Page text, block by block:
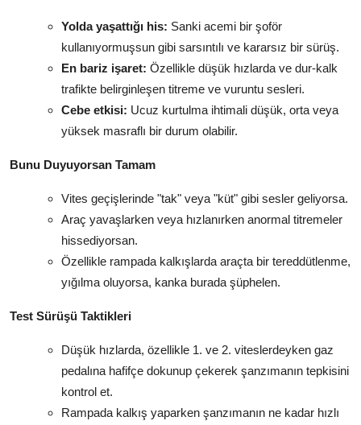
Yolda yaşattığı his: Sanki acemi bir şoför
kullanıyormuşsun gibi sarsıntılı ve kararsız bir sürüş.
En bariz işaret: Özellikle düşük hızlarda ve dur-kalk
trafikte belirginleşen titreme ve vuruntu sesleri.
Cebe etkisi: Ucuz kurtulma ihtimali düşük, orta veya
yüksek masraflı bir durum olabilir.
Bunu Duyuyorsan Tamam
Vites geçişlerinde "tak" veya "küt" gibi sesler geliyorsa.
Araç yavaşlarken veya hızlanırken anormal titremeler
hissediyorsan.
Özellikle rampada kalkışlarda araçta bir tereddütlenme,
yığılma oluyorsa, kanka burada şüphelen.
Test Sürüşü Taktikleri
Düşük hızlarda, özellikle 1. ve 2. viteslerdeyken gaz
pedalına hafifçe dokunup çekerek şanzımanın tepkisini
kontrol et.
Rampada kalkış yaparken şanzımanın ne kadar hızlı